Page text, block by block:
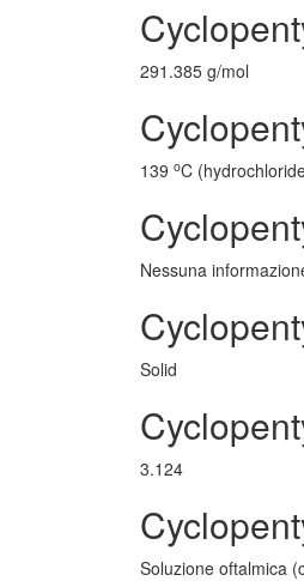
291.385 g/mol
139 oC
Nessuna
Solid
3.124
Soluzione oftalmica